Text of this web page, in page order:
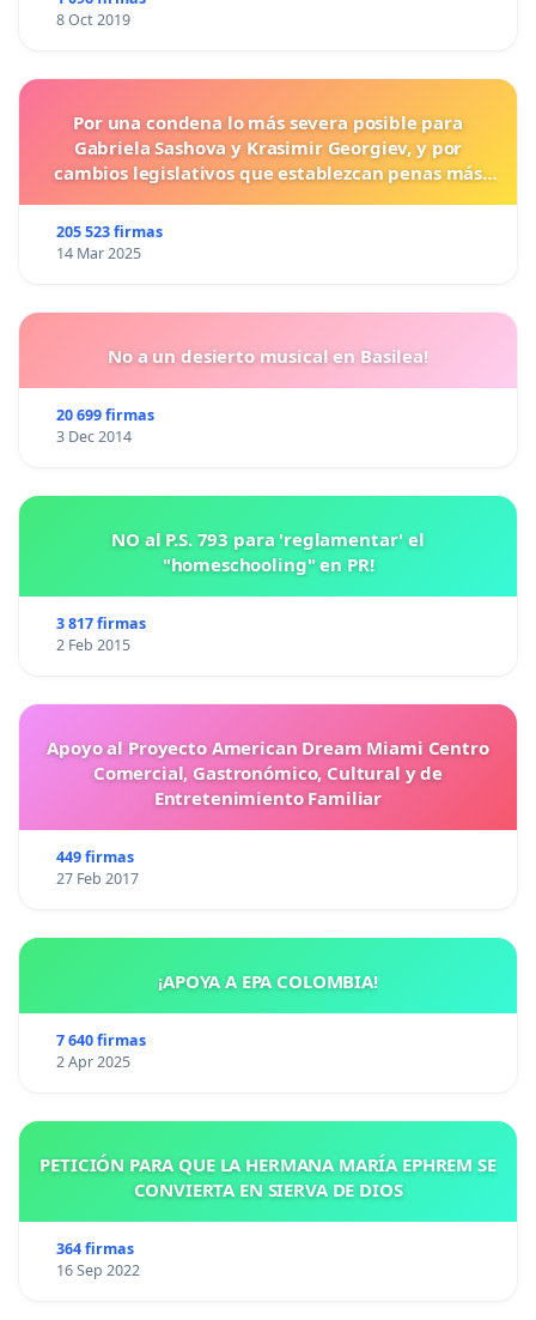
8 Oct 2019
Por una condena lo más severa posible para
Gabriela Sashova y Krasimir Georgiev, y por
cambios legislativos que establezcan penas más
205 523 firmas
14 Mar 2025
No a un desierto musical en Basilea!
20 699 firmas
3 Dec 2014
NO al P.S. 793 para 'reglamentar' el
"homeschooling" en PR!
3 817 firmas
2 Feb 2015
Apoyo al Proyecto American Dream Miami Centro
Comercial, Gastronómico, Cultural y de
Entretenimiento Familiar
449 firmas
27 Feb 2017
¡APOYA A EPA COLOMBIA!
7 640 firmas
2 Apr 2025
PETICIÓN PARA QUE LA HERMANA MARÍA EPHREM SE
CONVIERTA EN SIERVA DE DIOS
364 firmas
16 Sep 2022